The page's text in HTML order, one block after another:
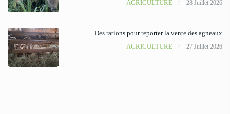
AGRICULTURE
28 Juillet 2026
Des rations pour reporter la vente des agneaux
AGRICULTURE
27 Juillet 2026